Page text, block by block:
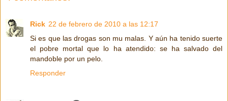
Rick 22 de febrero de 2010 a las 12:17
Si es que las drogas son mu malas. Y aún ha tenido suerte
el pobre mortal que lo ha atendido: se ha salvado del
mandoble por un pelo.
Responder